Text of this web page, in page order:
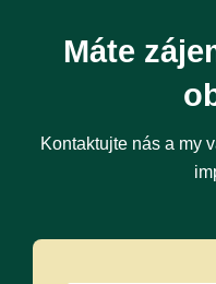
Máte
Kontaktujte nás a my